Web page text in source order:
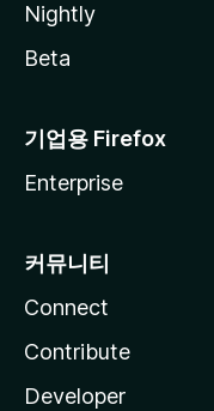
Nightly
Beta
기업용 Firefox
Enterprise
커뮤니티
Connect
Contribute
Developer